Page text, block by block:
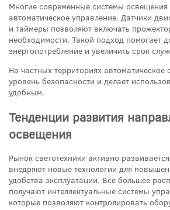
Многие современные системы
автоматическое управление. Датчики
и таймеры позволяют включать
необходимости. Такой подход помогает
энергопотребление и увеличить срок
На частных территориях
уровень безопасности и делает
удобным.
Тенденции развития
освещения
Рынок светотехники активно
внедряют новые технологии для
удобства эксплуатации. Все большее
получают интеллектуальные системы
которые позволяют контролировать